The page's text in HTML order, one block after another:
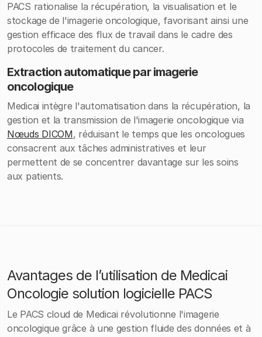
PACS rationalise la récupération, la visualisation et le
stockage de l'imagerie oncologique, favorisant ainsi une
gestion efficace des flux de travail dans le cadre des
protocoles de traitement du cancer.
Extraction automatique par imagerie
oncologique
Medicai intègre l'automatisation dans la récupération, la
gestion et la transmission de l'imagerie oncologique via
Nœuds DICOM, réduisant le temps que les oncologues
consacrent aux tâches administratives et leur
permettent de se concentrer davantage sur les soins
aux patients.
Avantages de l’utilisation de Medicai
Oncologie solution logicielle PACS
Le PACS cloud de Medicai révolutionne l'imagerie
oncologique grâce à une gestion fluide des données et à